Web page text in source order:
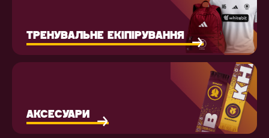
ТРЕНУВАЛЬНЕ ЕКІПІРУВАННЯ
АКСЕСУАРИ